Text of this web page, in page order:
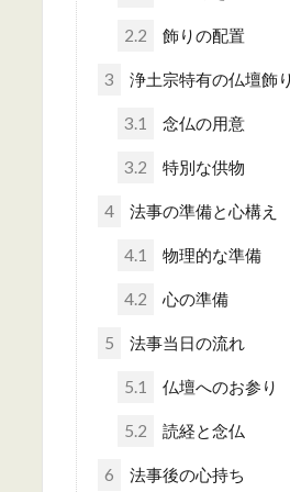
2.2 飾りの配置
3 浄土宗特有の仏壇飾
3.1 念仏の用意
3.2 特別な供物
4 法事の準備と心構え
4.1 物理的な準備
4.2 心の準備
5 法事当日の流れ
5.1 仏壇へのお参り
5.2 読経と念仏
6 法事後の心持ち